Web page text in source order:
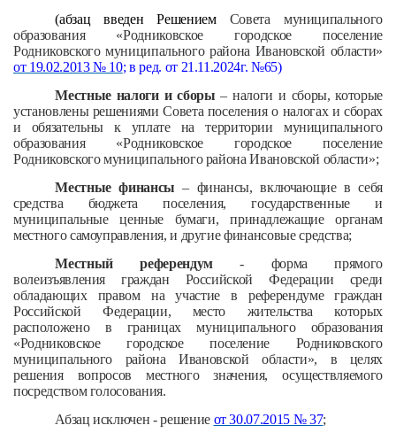
(абзац введен Решением Совета муниципального
образования «Родниковское городское поселение
Родниковского муниципального района Ивановской области»
от 19.02.2013 № 10; в ред. от 21.11.2024г. №65)
Местные налоги и сборы – налоги и сборы, которые
установлены решениями Совета поселения о налогах и сборах
и обязательны к уплате на территории муниципального
образования «Родниковское городское поселение
Родниковского муниципального района Ивановской области»;
Местные финансы– финансы, включающие в себя
средства бюджета поселения, государственные и
муниципальные ценные бумаги, принадлежащие органам
местного самоуправления, и другие финансовые средства;
Местный референдум- форма прямого
волеизъявления граждан Российской Федерации среди
обладающих правом на участие в референдуме граждан
Российской Федерации, место жительства которых
расположено в границах муниципального образования
«Родниковское городское поселение Родниковского
муниципального района Ивановской области», в целях
решения вопросов местного значения, осуществляемого
посредством голосования.
Абзац исключен - решение от 30.07.2015 № 37;